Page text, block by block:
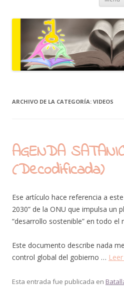
ARCHIVO DE LA CATEGORÍA: VIDEOS
AGENDA
(Decodificada)
Ese artículo hace referencia a
2030” de la ONU que impulsa un
“desarrollo sostenible” en todo el
Este documento describe nada
control global del gobierno …
Esta entrada fue publicada en